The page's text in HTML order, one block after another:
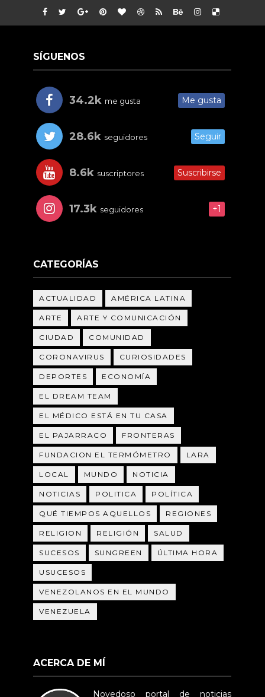
SÍGUENOS
34.2k me gusta Me gusta
28.6k seguidores Seguir
8.6k suscriptores Suscribirse
17.3k seguidores +1
CATEGORÍAS
ACTUALIDAD AMÉRICA LATINA
ARTE ARTE Y COMUNICACIÓN
CIUDAD COMUNIDAD
CORONAVIRUS CURIOSIDADES
DEPORTES ECONOMÍA
EL DREAM TEAM
EL MÉDICO ESTÁ EN TU CASA
EL PAJARRACO FRONTERAS
FUNDACION EL TERMÓMETRO LARA
LOCAL MUNDO NOTICIA
NOTICIAS POLITICA POLÍTICA
QUÉ TIEMPOS AQUELLOS REGIONES
RELIGION RELIGIÓN SALUD
SUCESOS SUNGREEN ÚLTIMA HORA
USUCESOS
VENEZOLANOS EN EL MUNDO
VENEZUELA
ACERCA DE MÍ
Novedoso portal de noticias